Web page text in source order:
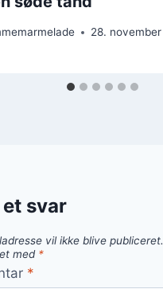
28.
svar
vil ikke blive publiceret.
med *
*